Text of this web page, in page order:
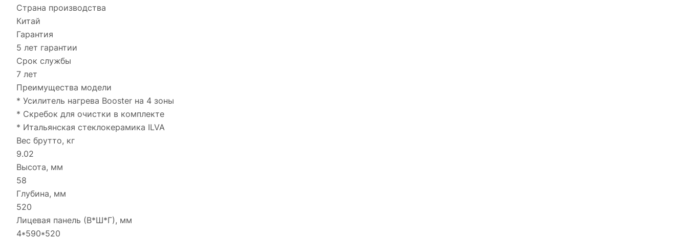
Страна производства
Китай
Гарантия
5 лет гарантии
Срок службы
7 лет
Преимущества модели
* Усилитель нагрева Booster на 4 зоны
* Скребок для очистки в комплекте
* Итальянская стеклокерамика ILVA
Вес брутто, кг
9.02
Высота, мм
58
Глубина, мм
520
Лицевая панель (В*Ш*Г), мм
4*590*520